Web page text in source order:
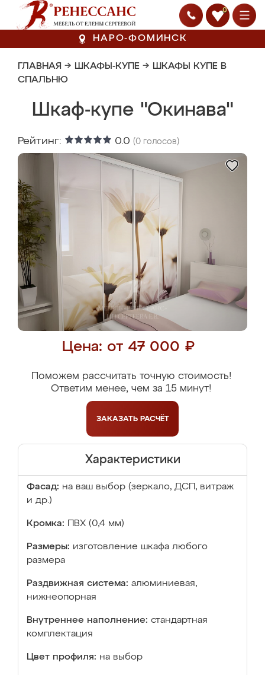
0
НАРО-ФОМИНСК
ГЛАВНАЯ → ШКАФЫ-КУПЕ → ШКАФЫ КУПЕ В
СПАЛЬНЮ
Шкаф-купе "Окинава"
Рейтинг: 0.0 (0 голосов)
Цена: от 47 000 ₽
Поможем рассчитать точную стоимость!
Ответим менее, чем за 15 минут!
ЗАКАЗАТЬ РАСЧЁТ
Характеристики
Фасад: на ваш выбор (зеркало, ДСП, витраж
и др.)
Кромка: ПВХ (0,4 мм)
Размеры: изготовление шкафа любого
размера
Раздвижная система: алюминиевая,
нижнеопорная
Внутреннее наполнение: стандартная
комплектация
Цвет профиля: на выбор